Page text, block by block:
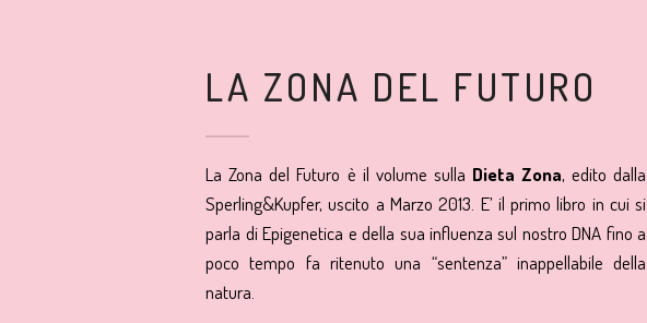
LA ZONA DEL FUTURO
La Zona del Futuro è il volume sulla Dieta Zona, edito dalla
Sperling&Kupfer, uscito a Marzo 2013. E’ il primo libro in cui si
parla di Epigenetica e della sua influenza sul nostro DNA fino a
poco tempo fa ritenuto una “sentenza” inappellabile della
natura.